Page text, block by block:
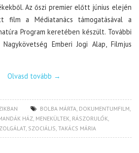
Az őszi premier előtt június elején
film a Médiatanács támogatásával a
Program keretében készült. További
Emberi Jogi Alap, Filmjus
Olvasd tovább →
BOLBA MÁRTA, DOKUMENTUMFILM,
HÁZ, MENEKÜLTEK, RÁSZORULÓK,
, SZOCIÁLIS,TAKÁCS MÁRIA